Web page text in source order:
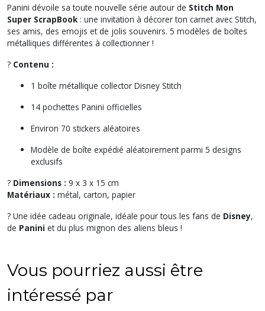
Panini dévoile sa toute nouvelle série autour de Stitch Mon
Super ScrapBook : une invitation à décorer ton carnet avec Stitch,
ses amis, des emojis et de jolis souvenirs. 5 modèles de boîtes
métalliques différentes à collectionner !
? Contenu :
1 boîte métallique collector Disney Stitch
14 pochettes Panini officielles
Environ 70 stickers aléatoires
Modèle de boîte expédié aléatoirement parmi 5 designs
exclusifs
? Dimensions : 9 x 3 x 15 cm
Matériaux : métal, carton, papier
? Une idée cadeau originale, idéale pour tous les fans de Disney,
de Panini et du plus mignon des aliens bleus !
Vous pourriez aussi être
intéressé par